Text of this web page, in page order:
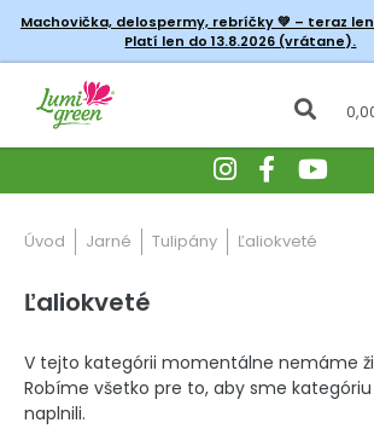
Machovička, delospermy, rebríčky💚 – teraz len
Platí len do 13.8.2026 (vrátane).
Úvod Jarné Tulipány Ľaliokveté
Ľaliokveté
V tejto kategórii momentálne nemáme
Robíme všetko pre to, aby sme
naplnili.